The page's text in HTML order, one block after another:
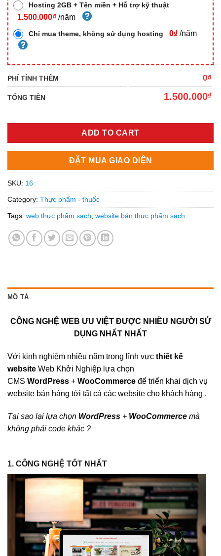
Hosting 2GB + Tên miền + Hỗ trợ kỹ thuật
1.500.000₫ /năm
Chỉ mua theme, không sử dụng hosting 0₫ /năm
PHÍ TÍNH THÊM 0₫
TỔNG TIỀN 1.500.000₫
ADD TO CART
ĐẶT MUA GIAO DIỆN
SKU: 16
Category: Thực phẩm - thuốc
Tags: web thực phẩm sạch website bán thực phẩm sạch
MÔ TẢ
CÔNG NGHỆ WEB ƯU VIỆT ĐƯỢC NHIỀU NGƯỜI SỬ
DỤNG NHẤT NHẤT
Với kinh nghiệm nhiều năm trong lĩnh vực thiết kế
website Web Khởi Nghiệp lựa chọn
CMS WordPress + WooCommerce để triển khai dịch vụ
website bán hàng tới tất cả các website cho khách hàng .
Tại sao lại lựa chọn WordPress + WooCommerce mà
không phải code khác ?
1. CÔNG NGHỆ TỐT NHẤT